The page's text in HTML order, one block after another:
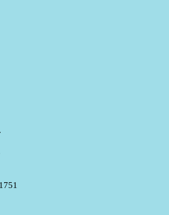
1751